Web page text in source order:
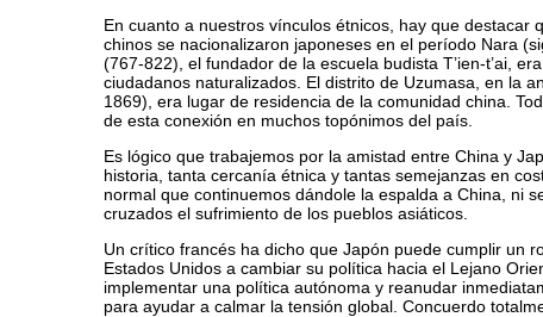
En cuanto a nuestros vínculos étnicos, hay que destacar
chinos se nacionalizaron japoneses en el período Nara
(767-822), el fundador de la escuela budista T’ien-t’ai,
ciudadanos naturalizados. El distrito de Uzumasa, en la
1869), era lugar de residencia de la comunidad china.
de esta conexión en muchos topónimos del país.
Es lógico que trabajemos por la amistad entre China y
historia, tanta cercanía étnica y tantas semejanzas en
normal que continuemos dándole la espalda a China, ni
cruzados el sufrimiento de los pueblos asiáticos.
Un crítico francés ha dicho que Japón puede cumplir un
Estados Unidos a cambiar su política hacia el Lejano
implementar una política autónoma y reanudar
para ayudar a calmar la tensión global. Concuerdo